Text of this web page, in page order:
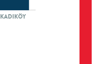
KADIKÖY